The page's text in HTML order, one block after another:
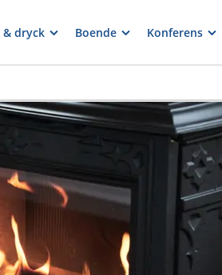
& dryck Boende Konferens